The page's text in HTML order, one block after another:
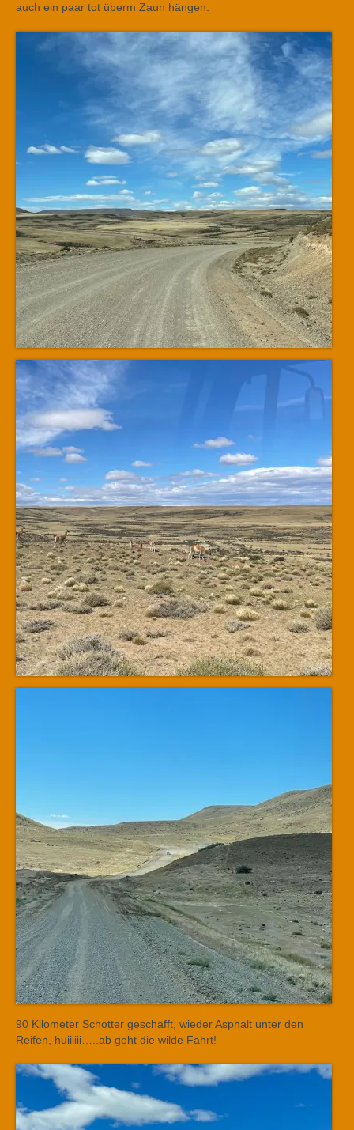
auch ein paar tot überm Zaun hängen.
90 Kilometer Schotter geschafft, wieder Asphalt unter den
Reifen, huiiiiii…..ab geht die wilde Fahrt!